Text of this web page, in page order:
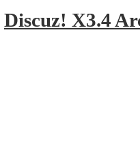
Discuz! X3.4